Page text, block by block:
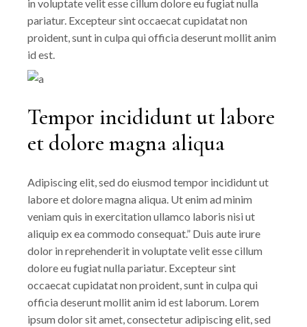
in voluptate velit esse cillum dolore eu fugiat nulla
pariatur. Excepteur sint occaecat cupidatat non
proident, sunt in culpa qui officia deserunt mollit anim
id est.
Tempor incididunt ut labore
et dolore magna aliqua
Adipiscing elit, sed do eiusmod tempor incididunt ut
labore et dolore magna aliqua. Ut enim ad minim
veniam quis in exercitation ullamco laboris nisi ut
aliquip ex ea commodo consequat.” Duis aute irure
dolor in reprehenderit in voluptate velit esse cillum
dolore eu fugiat nulla pariatur. Excepteur sint
occaecat cupidatat non proident, sunt in culpa qui
officia deserunt mollit anim id est laborum. Lorem
ipsum dolor sit amet, consectetur adipiscing elit, sed